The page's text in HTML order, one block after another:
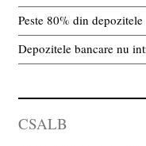
Peste 80% din
Depozitele bancare nu
CSALB